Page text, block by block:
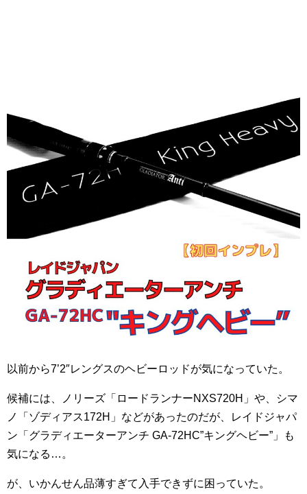
以前から7’2″レングスのヘビーロッドが気になっていた。
候補には、ノリーズ「ロードランナーNXS720H」や、シマ
ノ「ゾディアス172H」などがあったのだが、レイドジャパ
ン「グラディエーターアンチ GA-72HC”キングヘビー”」も
気になる…。
が、いかんせん品薄すぎて入手できずに困っていた。